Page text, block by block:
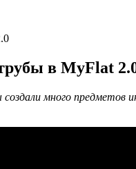
в MyFlat
много предметов